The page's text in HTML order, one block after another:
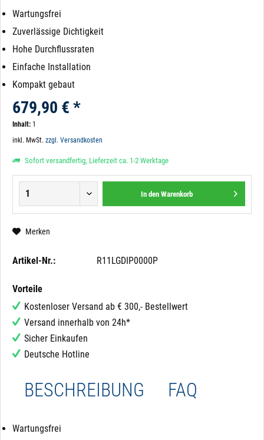
Wartungsfrei
Zuverlässige Dichtigkeit
Hohe Durchflussraten
Einfache Installation
Kompakt gebaut
679,90 € *
Inhalt: 1
inkl. MwSt. zzgl. Versandkosten
Sofort versandfertig, Lieferzeit ca. 1-2 Werktage
In den Warenkorb
Merken
Artikel-Nr.: R11LGDIP0000P
Vorteile
Kostenloser Versand ab € 300,- Bestellwert
Versand innerhalb von 24h*
Sicher Einkaufen
Deutsche Hotline
BESCHREIBUNG FAQ
Wartungsfrei